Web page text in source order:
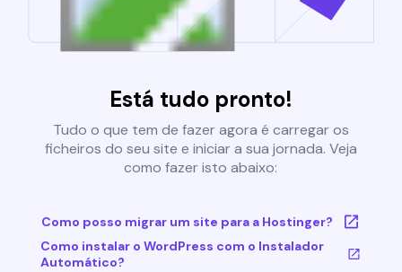
Está tudo pronto!
Tudo o que tem de fazer agora é carregar os
ficheiros do seu site e iniciar a sua jornada. Veja
como fazer isto abaixo:
Como posso migrar um site para a Hostinger?
Como instalar o WordPress com o Instalador
Automático?